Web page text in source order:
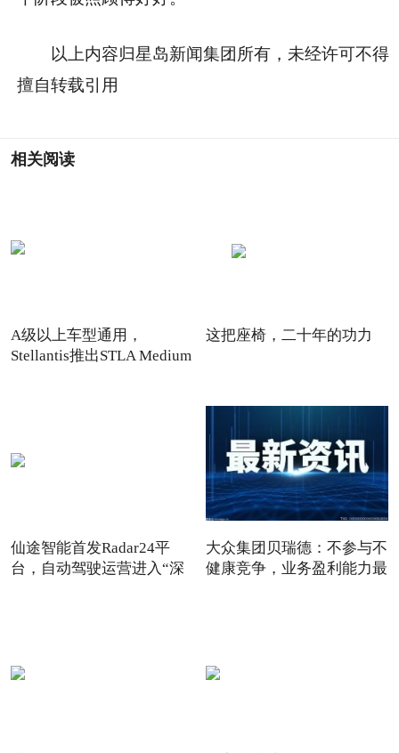
以上内容归星岛新闻集团所有，未经许可不得
擅自转载引用
相关阅读
A级以上车型通用，
Stellantis推出STLA Medium
这把座椅，二十年的功力
仙途智能首发Radar24平
台，自动驾驶运营进入“深
大众集团贝瑞德：不参与不
健康竞争，业务盈利能力最